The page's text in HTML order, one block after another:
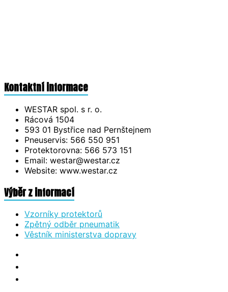
Kontaktní informace
WESTAR spol. s r. o.
Rácová 1504
593 01 Bystřice nad Pernštejnem
Pneuservis: 566 550 951
Protektorovna: 566 573 151
Email: westar@westar.cz
Website: www.westar.cz
Výběr z informací
Vzorníky protektorů
Zpětný odběr pneumatik
Věstník ministerstva dopravy